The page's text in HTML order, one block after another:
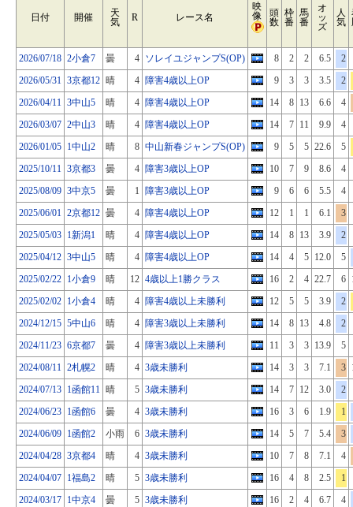
日付 開催
天
気
R レース名
映
像
頭
数
枠
番
馬
番
オ
ッ
ズ
人
気
2026/07/18 2小倉7 曇 4 ソレイユジャンプS(OP) 8 2 2 6.5
2
2026/05/31 3京都12 晴 4 障害4歳以上OP 9 3 3 3.5
2
2026/04/11 3中山5 晴 4 障害4歳以上OP 14 8 13 6.6
4
2026/03/07 2中山3 晴 4 障害4歳以上OP 14 7 11 9.9
4
2026/01/05 1中山2 晴 8 中山新春ジャンプS(OP) 9 5 5 22.6
5
2025/10/11 3京都3 曇 4 障害3歳以上OP 10 7 9 8.6
4
2025/08/09 3中京5 曇 1 障害3歳以上OP 9 6 6 5.5
4
2025/06/01 2京都12 曇 4 障害4歳以上OP 12 1 1 6.1
3
2025/05/03 1新潟1 晴 4 障害4歳以上OP 14 8 13 3.9
2
2025/04/12 3中山5 晴 4 障害4歳以上OP 14 4 5 12.0
5
2025/02/22 1小倉9 晴 12 4歳以上1勝クラス 16 2 4 22.7 6
2025/02/02 1小倉4 晴 4 障害4歳以上未勝利 12 5 5 3.9
2
2024/12/15 5中山6 晴 4 障害3歳以上未勝利 14 8 13 4.8
2
2024/11/23 6京都7 曇 4 障害3歳以上未勝利 11 3 3 13.9
5
2024/08/11 2札幌2 晴 4 3歳未勝利 14 3 3 7.1 3
2024/07/13 1函館11 晴 5 3歳未勝利 14 7 12 3.0
2
2024/06/23 1函館6 曇 4 3歳未勝利 16 3 6 1.9
1
2024/06/09 1函館2 小雨 6 3歳未勝利 14 5 7 5.4
3
2024/04/28 3京都4 晴 4 3歳未勝利 10 7 8 7.1
4
2024/04/07 1福島2 晴 5 3歳未勝利 16 4 8 2.5
1
2024/03/17 1中京4 曇 5 3歳未勝利 16 2 4 6.7
4